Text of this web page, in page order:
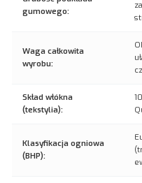
gumowego:
Waga całkowita
wyrobu:
Skład włókna
(tekstylia):
Klasyfikacja ogniowa
(BHP):